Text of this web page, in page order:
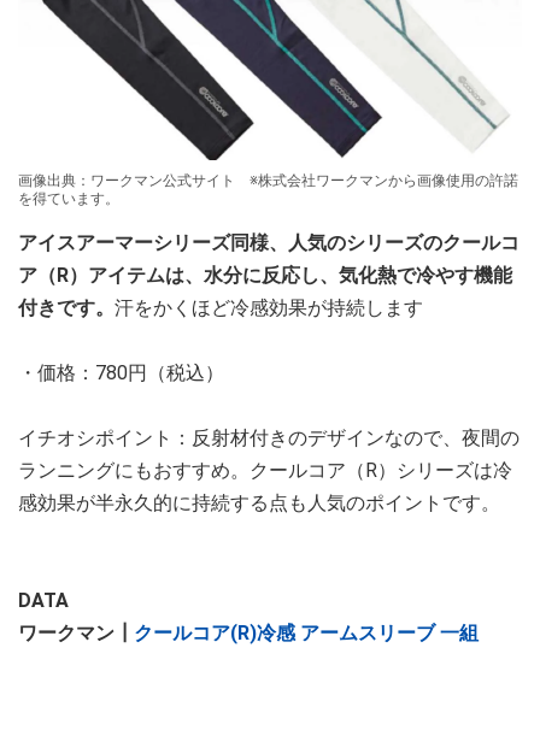
画像出典：ワークマン公式サイト ※株式会社ワークマンから画像使用の許諾
を得ています。
アイスアーマーシリーズ同様、人気のシリーズのクールコ
ア（R）アイテムは、水分に反応し、気化熱で冷やす機能
付きです。 汗をかくほど冷感効果が持続します
・価格：780円（税込）
イチオシポイント：反射材付きのデザインなので、夜間の
ランニングにもおすすめ。クールコア（R）シリーズは冷
感効果が半永久的に持続する点も人気のポイントです。
DATA
ワークマン┃ クールコア(R)冷感 アームスリーブ 一組